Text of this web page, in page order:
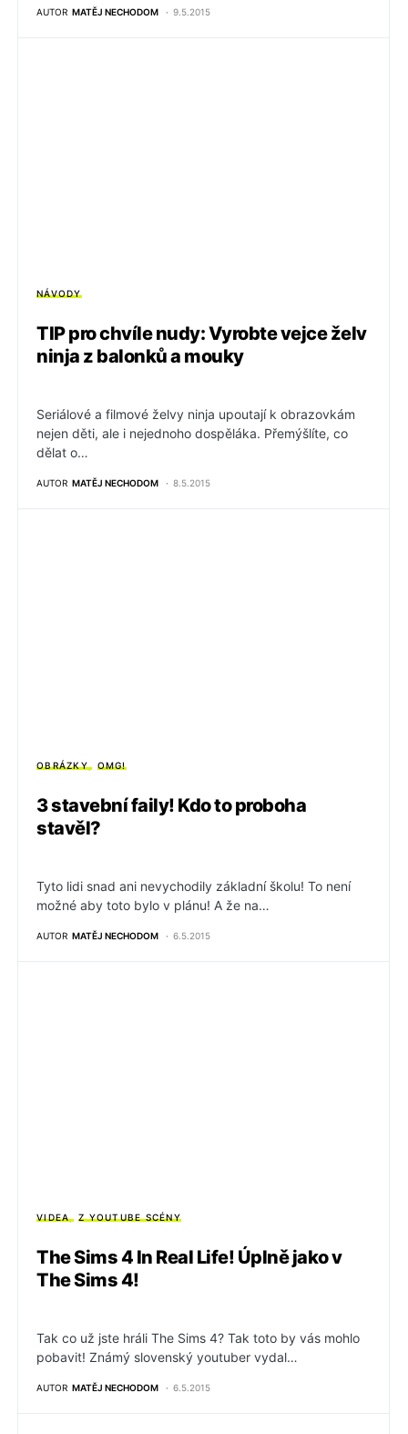
AUTOR MATĚJ NECHODOM 9.5.2015
NÁVODY
TIP pro chvíle nudy: Vyrobte vejce želv
ninja z balonků a mouky
Seriálové a filmové želvy ninja upoutají k obrazovkám
nejen děti, ale i nejednoho dospěláka. Přemýšlíte, co
dělat o…
AUTOR MATĚJ NECHODOM 8.5.2015
OBRÁZKY OMG!
3 stavební faily! Kdo to proboha
stavěl?
Tyto lidi snad ani nevychodily základní školu! To není
možné aby toto bylo v plánu! A že na…
AUTOR MATĚJ NECHODOM 6.5.2015
VIDEA Z YOUTUBE SCÉNY
The Sims 4 In Real Life! Úplně jako v
The Sims 4!
Tak co už jste hráli The Sims 4? Tak toto by vás mohlo
pobavit! Známý slovenský youtuber vydal…
AUTOR MATĚJ NECHODOM 6.5.2015